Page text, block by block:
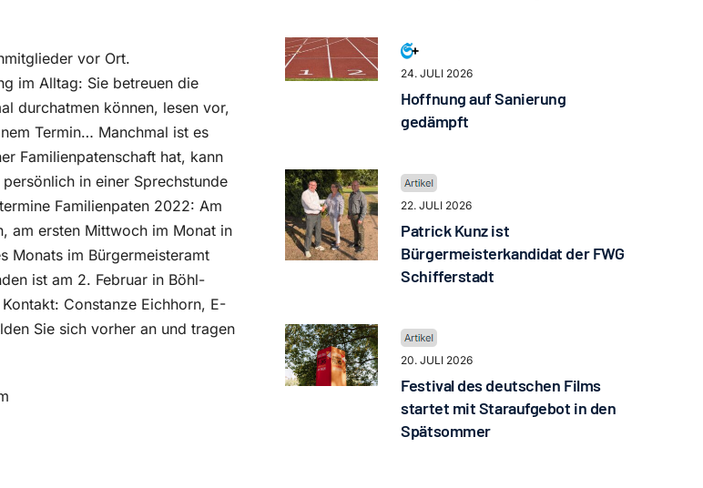
vor Ort.
im Alltag: Sie betreuen die
durchatmen können, lesen vor,
Termin… Manchmal ist es
Familienpatenschaft hat, kann
in einer Sprechstunde
Familienpaten 2022: Am
am ersten Mittwoch im Monat in
Monats im Bürgermeisteramt
ist am 2. Februar in Böhl-
Constanze Eichhorn, E-
Sie sich vorher an und tragen
24. JULI 2026
Hoffnung auf Sanierung
gedämpft
22. JULI 2026
Patrick Kunz ist
Bürgermeisterkandidat der FWG
Schifferstadt
20. JULI 2026
Festival des deutschen Films
startet mit Staraufgebot in den
Spätsommer